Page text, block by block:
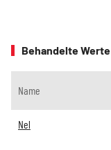
Behandelte Werte
Name
Nel